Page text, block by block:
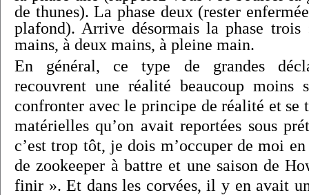
de thunes). La phase deux (rester
plafond). Arrive désormais la phase
mains, à deux mains, à pleine main.
En général, ce type de grandes
recouvrent une réalité beaucoup moins
confronter avec le principe de réalité et se
matérielles qu’on avait reportées sous
c’est trop tôt, je dois m’occuper de moi
de zookeeper à battre et une saison de
finir ». Et dans les corvées, il y en avait